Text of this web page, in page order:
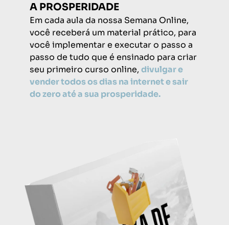
A PROSPERIDADE
Em cada aula da nossa Semana Online,
você receberá um material prático, para
você implementar e executar o passo a
passo de tudo que é ensinado para criar
seu primeiro curso online, divulgar e
vender todos os dias na internet e sair
do zero até a sua prosperidade.